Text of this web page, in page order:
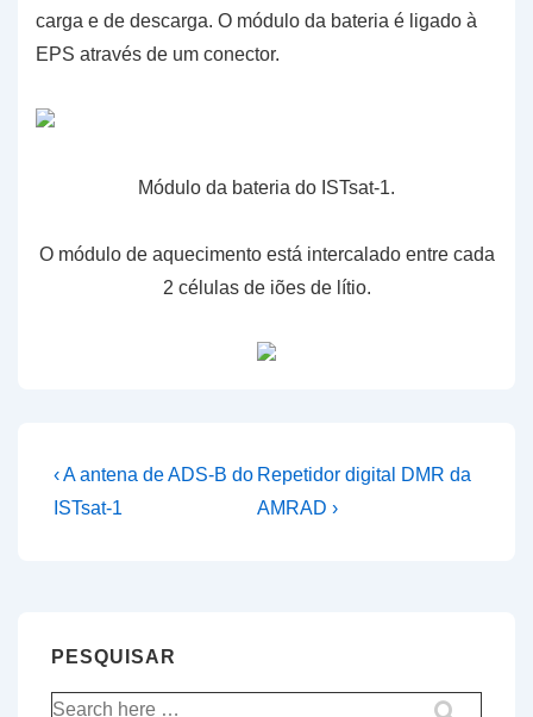
carga e de descarga. O módulo da bateria é ligado à
EPS através de um conector.
Módulo da bateria do ISTsat-1.
O módulo de aquecimento está intercalado entre cada
2 células de iões de lítio.
Navegação
de
Previous
Post
‹ A antena de ADS-B do
ISTsat-1
Next
Post
Repetidor digital DMR da
AMRAD ›
PESQUISAR
Pesquisar